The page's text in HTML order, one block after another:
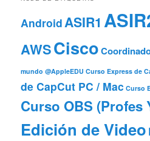
AndroidASIR1
AWSCisco
mundo @AppleEDU Curso Express de
de CapCut PC / Mac Curso
Curso OBS (Profes
Edición de Video